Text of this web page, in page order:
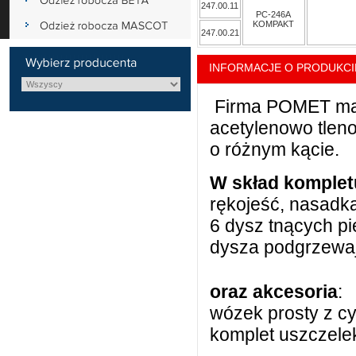
247.00.11
PC-246A
KOMPAKT
247.00.21
INFORMACJE O
Firma POMET
acetylenowo
o różnym kącie.
W skład
rękojeść,
6 dysz tnących
dysza
oraz akcesoria:
wózek prosty z
komplet